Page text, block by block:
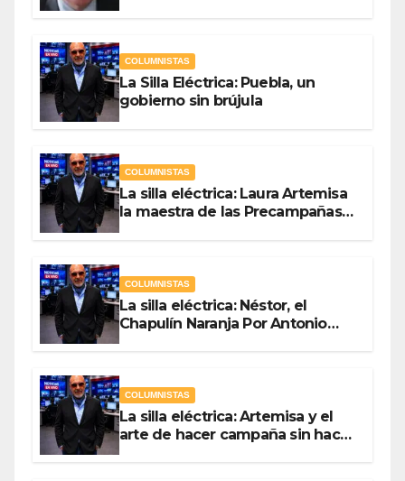
COLUMNISTAS
La Silla Eléctrica: Puebla, un
gobierno sin brújula
COLUMNISTAS
La silla eléctrica: Laura Artemisa
la maestra de las Precampañas
COLUMNISTAS
La silla eléctrica: Néstor, el
Chapulín Naranja Por Antonio
COLUMNISTAS
La silla eléctrica: Artemisa y el
arte de hacer campaña sin hacer